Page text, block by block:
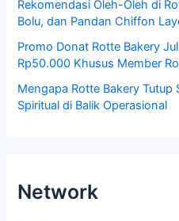
Rekomendasi Oleh-Oleh di
Bolu, dan Pandan Chiffon
Promo Donat Rotte Bakery
Rp50.000 Khusus Member
Mengapa Rotte Bakery Tutup
Spiritual di Balik Operasional
Network